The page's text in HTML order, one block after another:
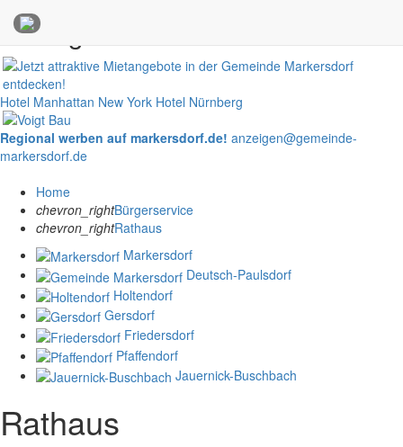
Anzeigen
Hotel Manhattan New York Hotel Nürnberg
Regional werben auf markersdorf.de! anzeigen@gemeinde-
markersdorf.de
Home
chevron_rightBürgerservice
chevron_rightRathaus
Markersdorf
Deutsch-Paulsdorf
Holtendorf
Gersdorf
Friedersdorf
Pfaffendorf
Jauernick-Buschbach
Rathaus